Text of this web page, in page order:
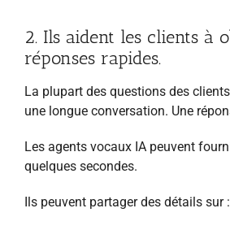
2. Ils aident les clients à
réponses rapides.
La plupart des questions des
une longue conversation. Une
Les agents vocaux IA peuvent
quelques secondes.
Ils peuvent partager des détails sur :